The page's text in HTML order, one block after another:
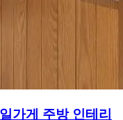
가게 주방 인테리